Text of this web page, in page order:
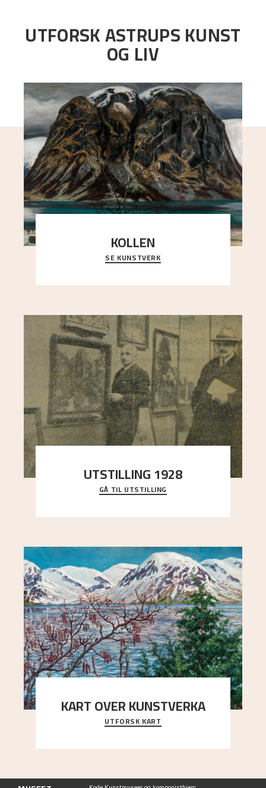
UTFORSK ASTRUPS KUNST
OG LIV
KOLLEN
Et ruvende fjell dominerer bildeflaten, og står i
sterk kontrast til det spinkle rognetreet ute
SE KUNSTVERK
UTSTILLING 1928
Då Astrup døydde i 1928, tok vennene Moritz
Kaland og Simon Thorbjørnsen initiativ til å
GÅ TIL UTSTILLING
KART OVER KUNSTVERKA
Utforsk stedene og utsiktene i Astrups malerier
UTFORSK KART